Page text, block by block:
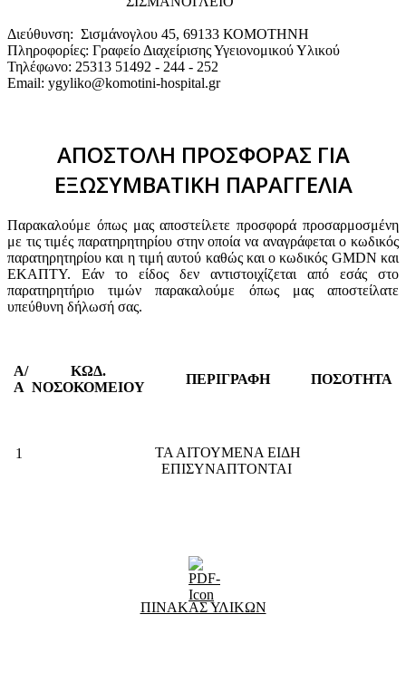
Διεύθυνση: Σισμάνογλου 45, 69133 ΚΟΜΟΤΗΝΗ
Πληροφορίες: Γραφείο Διαχείρισης Υγειονομικού Υλικού
Τηλέφωνο: 25313 51492 - 244 - 252
Email: ygyliko@komotini-hospital.gr
ΑΠΟΣΤΟΛΗ ΠΡΟΣΦΟΡΑΣ ΓΙΑ
ΕΞΩΣΥΜΒΑΤΙΚΗ ΠΑΡΑΓΓΕΛΙΑ
Παρακαλούμε όπως μας αποστείλετε προσφορά προσαρμοσμένη
με τις τιμές παρατηρητηρίου στην οποία να αναγράφεται ο κωδικός
παρατηρητηρίου και η τιμή αυτού καθώς και ο κωδικός GMDN και
ΕΚΑΠΤΥ. Εάν το είδος δεν αντιστοιχίζεται από εσάς στο
παρατηρητήριο τιμών παρακαλούμε όπως μας αποστείλατε
υπεύθυνη δήλωσή σας.
Α/
Α
ΚΩΔ.
ΝΟΣΟΚΟΜΕΙΟΥ
ΠΕΡΙΓΡΑΦΗ ΠΟΣΟΤΗΤΑ
1
ΤΑ ΑΙΤΟΥΜΕΝΑ ΕΙΔΗ
ΕΠΙΣΥΝΑΠΤΟΝΤΑΙ
ΠΙΝΑΚΑΣ ΥΛΙΚΩΝ